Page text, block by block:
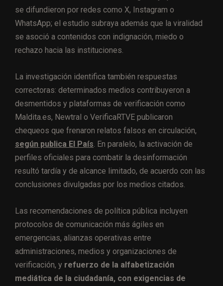
se difundieron por redes como X, Instagram o
WhatsApp; el estudio subraya además que la viralidad
se asoció a contenidos con indignación, miedo o
rechazo hacia las instituciones.
La investigación identifica también respuestas
correctoras: determinados medios contribuyeron a
desmentidos y plataformas de verificación como
Maldita.es, Newtral o VerificaRTVE publicaron
chequeos que frenaron relatos falsos en circulación,
según publica El País . En paralelo, la activación de
perfiles oficiales para combatir la desinformación
resultó tardía y de alcance limitado, de acuerdo con las
conclusiones divulgadas por los medios citados.
Las recomendaciones de política pública incluyen
protocolos de comunicación más ágiles en
emergencias, alianzas operativas entre
administraciones, medios y organizaciones de
verificación, y refuerzo de la alfabetización
mediática de la ciudadanía, con exigencias de